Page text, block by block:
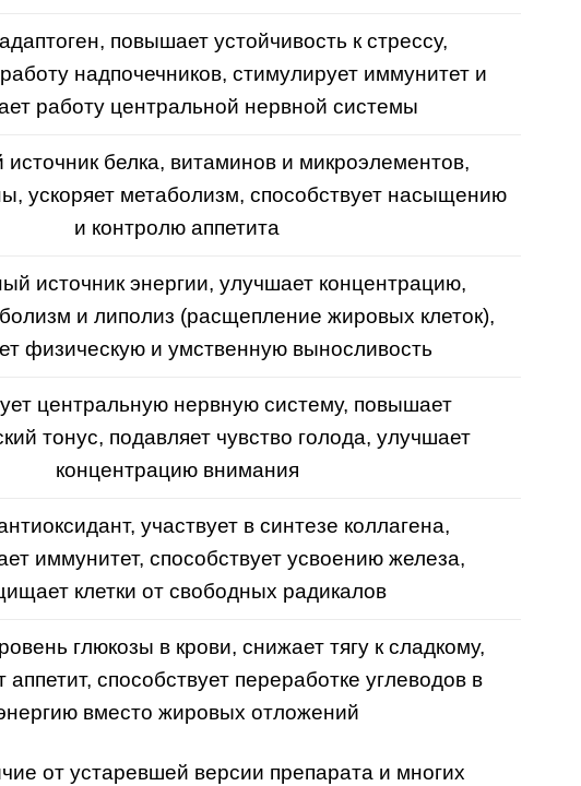
повышает устойчивость к стрессу,
надпочечников, стимулирует иммунитет и
работу центральной нервной системы
источник белка, витаминов и микроэлементов,
ускоряет метаболизм, способствует насыщению
и контролю аппетита
источник энергии, улучшает концентрацию,
и липолиз (расщепление жировых клеток),
физическую и умственную выносливость
центральную нервную систему, повышает
тонус, подавляет чувство голода, улучшает
концентрацию внимания
участвует в синтезе коллагена,
иммунитет, способствует усвоению железа,
клетки от свободных радикалов
глюкозы в крови, снижает тягу к сладкому,
аппетит, способствует переработке углеводов в
вместо жировых отложений
от устаревшей версии препарата и многих